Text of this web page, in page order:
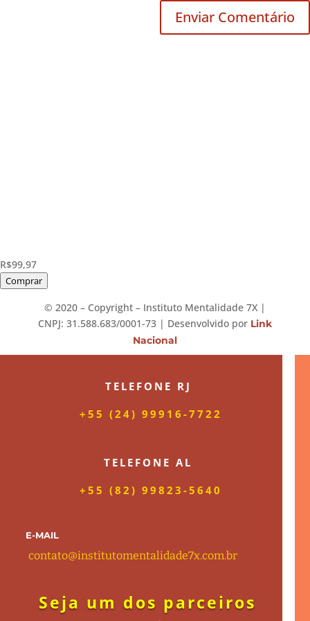
R$99,97
Comprar
©️ 2020 – Copyright – Instituto Mentalidade 7X |
CNPJ: 31.588.683/0001-73 | Desenvolvido por Link
Nacional
TELEFONE RJ
+55 (24) 99916-7722
TELEFONE AL
+55 (82) 99823-5640
E-MAIL
contato@institutomentalidade7x.com.br
Seja um dos parceiros